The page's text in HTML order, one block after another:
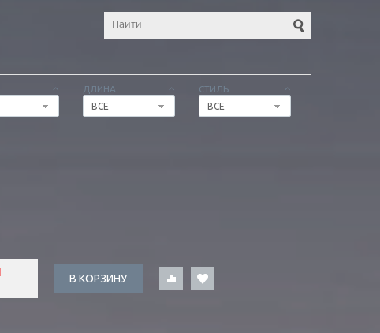
ДЛИНА
ВСЕ
СТИЛЬ
ВСЕ
В КОРЗИНУ